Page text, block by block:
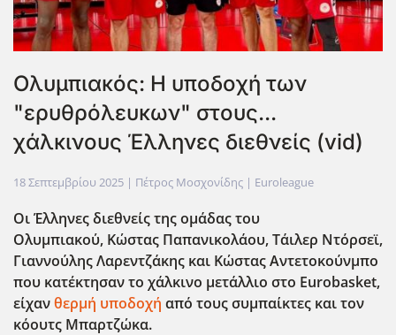
Ολυμπιακός: Η υποδοχή των
"ερυθρόλευκων" στους...
χάλκινους Έλληνες διεθνείς (vid)
18 Σεπτεμβρίου 2025 | Πέτρος Μοσχονίδης | Euroleague
Οι Έλληνες διεθνείς της ομάδας του
Ολυμπιακο΄υ, Κώστας Παπανικολάου, Τάιλερ Ντόρσεϊ,
Γιαννούλης Λαρεντζάκης και Κώστας Αντετοκούνμπο
που κατέκτησαν το χάλκινο μετάλλιο στο Eurobasket,
είχανθερμή υποδοχή από τους συμπαίκτες και τον
κόουτς Μπαρτζώκα.